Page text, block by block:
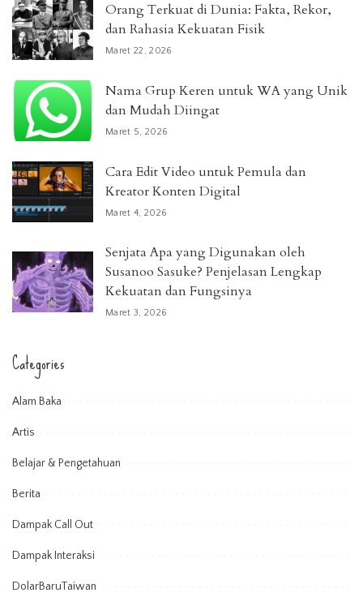
Orang Terkuat di Dunia: Fakta, Rekor,
dan Rahasia Kekuatan Fisik
Maret 22, 2026
Nama Grup Keren untuk WA yang Unik
dan Mudah Diingat
Maret 5, 2026
Cara Edit Video untuk Pemula dan
Kreator Konten Digital
Maret 4, 2026
Senjata Apa yang Digunakan oleh
Susanoo Sasuke? Penjelasan Lengkap
Kekuatan dan Fungsinya
Maret 3, 2026
Categories
Alam Baka
Artis
Belajar & Pengetahuan
Berita
Dampak Call Out
Dampak Interaksi
DolarBaruTaiwan